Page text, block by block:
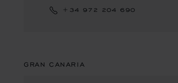
+34 972 204 690
GRAN CANARIA